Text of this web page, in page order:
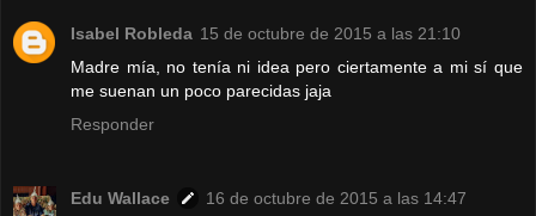
Isabel Robleda 15 de octubre de 2015 a las 21:10
Madre mía, no tenía ni idea pero ciertamente a mi sí que
me suenan un poco parecidas jaja
Responder
Edu Wallace
16 de octubre de 2015 a las 14:47